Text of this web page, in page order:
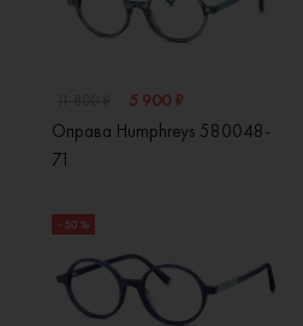
5 900 ₽
Оправа Humphreys 580048-
71
- 50 %